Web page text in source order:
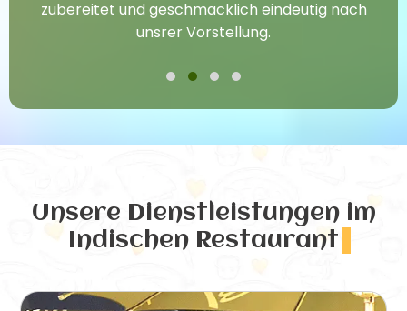
zubereitet und geschmacklich eindeutig nach
unsrer Vorstellung.
Unsere Dienstleistungen im
Indischen Restaurant